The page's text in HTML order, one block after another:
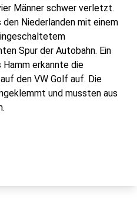
Männer schwer verletzt.
Niederlanden mit einem
Spur der Autobahn. Ein
Hamm erkannte die
den VW Golf auf. Die
und mussten aus